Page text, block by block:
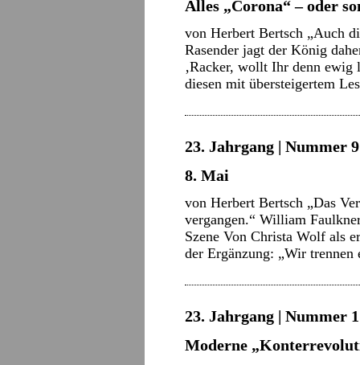
Alles „Corona“ – oder
von Herbert Bertsch „Auch
Rasender jagt der König
‚Racker, wollt Ihr denn ewig
diesen mit übersteigertem
23. Jahrgang | Nummer
8. Mai
von Herbert Bertsch „Das
vergangen.“ William
Szene Von Christa Wolf als
der Ergänzung: „Wir
23. Jahrgang | Nummer
Moderne